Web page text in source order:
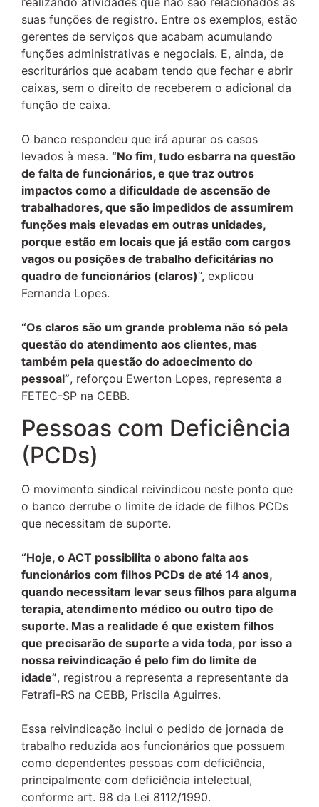
suas funções de registro. Entre os exemplos, estão
gerentes de serviços que acabam acumulando
funções administrativas e negociais. E, ainda, de
escriturários que acabam tendo que fechar e abrir
caixas, sem o direito de receberem o adicional da
função de caixa.
O banco respondeu que irá apurar os casos
levados à mesa. “No fim, tudo esbarra na questão
de falta de funcionários, e que traz outros
impactos como a dificuldade de ascensão de
trabalhadores, que são impedidos de assumirem
funções mais elevadas em outras unidades,
porque estão em locais que já estão com cargos
vagos ou posições de trabalho deficitárias no
quadro de funcionários (claros)“, explicou
Fernanda Lopes.
“Os claros são um grande problema não só pela
questão do atendimento aos clientes, mas
também pela questão do adoecimento do
pessoal”, reforçou Ewerton Lopes, representa a
FETEC-SP na CEBB.
Pessoas com Deficiência
(PCDs)
O movimento sindical reivindicou neste ponto que
o banco derrube o limite de idade de filhos PCDs
que necessitam de suporte.
“Hoje, o ACT possibilita o abono falta aos
funcionários com filhos PCDs de até 14 anos,
quando necessitam levar seus filhos para alguma
terapia, atendimento médico ou outro tipo de
suporte. Mas a realidade é que existem filhos
que precisarão de suporte a vida toda, por isso a
nossa reivindicação é pelo fim do limite de
idade”, registrou a representa a representante da
Fetrafi-RS na CEBB, Priscila Aguirres.
Essa reivindicação inclui o pedido de jornada de
trabalho reduzida aos funcionários que possuem
como dependentes pessoas com deficiência,
principalmente com deficiência intelectual,
conforme art. 98 da Lei 8112/1990.